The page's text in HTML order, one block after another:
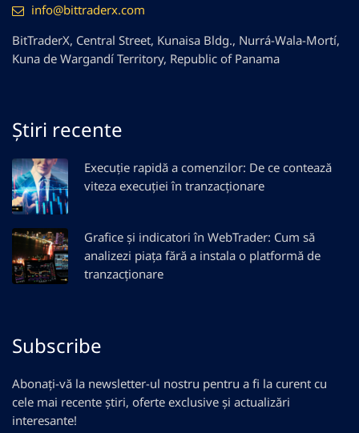
info@bittraderx.com
BitTraderX, Central Street, Kunaisa Bldg., Nurrá-Wala-Mortí,
Kuna de Wargandí Territory, Republic of Panama
Știri recente
Execuție rapidă a comenzilor: De ce contează
viteza execuției în tranzacționare
Grafice și indicatori în WebTrader: Cum să
analizezi piața fără a instala o platformă de
tranzacționare
Subscribe
Abonați-vă la newsletter-ul nostru pentru a fi la curent cu
cele mai recente știri, oferte exclusive și actualizări
interesante!